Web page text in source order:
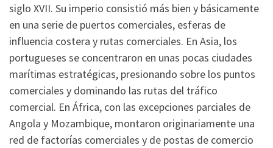
siglo XVII. Su imperio consistió más bien y básicamente
en una serie de puertos comerciales, esferas de
influencia costera y rutas comerciales. En Asia, los
portugueses se concentraron en unas pocas ciudades
marítimas estratégicas, presionando sobre los puntos
comerciales y dominando las rutas del tráfico
comercial. En África, con las excepciones parciales de
Angola y Mozambique, montaron originariamente una
red de factorías comerciales y de postas de comercio